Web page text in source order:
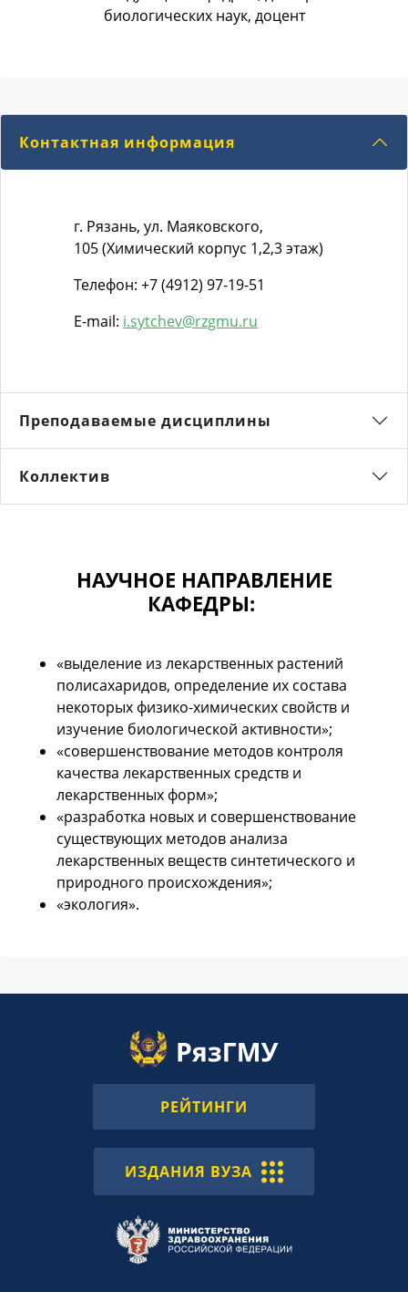
биологических наук, доцент
Контактная информация
г. Рязань, ул. Маяковского,
105 (Химический корпус 1,2,3 этаж)
Телефон: +7 (4912) 97-19-51
E-mail: i.sytchev@rzgmu.ru
Преподаваемые дисциплины
Коллектив
НАУЧНОЕ НАПРАВЛЕНИЕ
КАФЕДРЫ:
«выделение из лекарственных растений
полисахаридов, определение их состава
некоторых физико-химических свойств и
изучение биологической активности»;
«совершенствование методов контроля
качества лекарственных средств и
лекарственных форм»;
«разработка новых и совершенствование
существующих методов анализа
лекарственных веществ синтетического и
природного происхождения»;
«экология».
РЕЙТИНГИ
ИЗДАНИЯ ВУЗА